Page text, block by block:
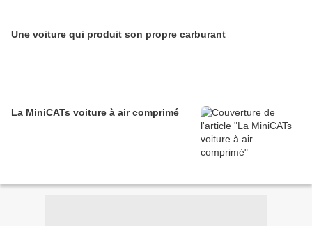
Une voiture qui produit son propre carburant
La MiniCATs voiture à air comprimé